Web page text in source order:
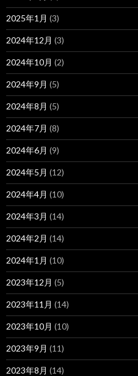
2025年1月 (3)
2024年12月 (3)
2024年10月 (2)
2024年9月 (5)
2024年8月 (5)
2024年7月 (8)
2024年6月 (9)
2024年5月 (12)
2024年4月 (10)
2024年3月 (14)
2024年2月 (14)
2024年1月 (10)
2023年12月 (5)
2023年11月 (14)
2023年10月 (10)
2023年9月 (11)
2023年8月 (14)